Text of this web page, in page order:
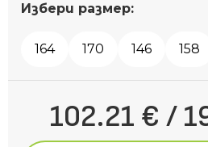
Избери размер:
164 170 146 158
102.21 € /